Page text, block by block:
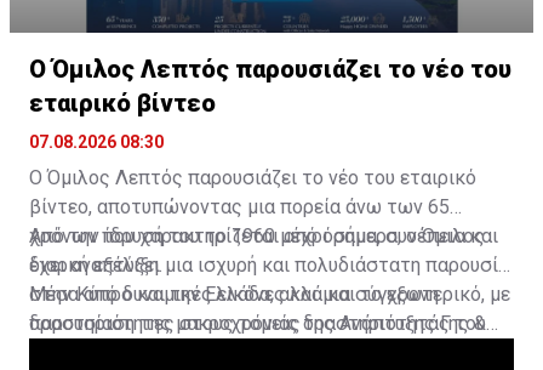
Ο Όμιλος Λεπτός παρουσιάζει το νέο του
εταιρικό βίντεο
07.08.2026 08:30
Ο Όμιλος Λεπτός παρουσιάζει το νέο του εταιρικό
βίντεο, αποτυπώνοντας μια πορεία άνω των 65
χρόνων που χαρακτηρίζεται από όραμα, συνέπεια και
διαρκή εξέλιξη.
Από την ίδρυσή του το 1960 μέχρι σήμερα, ο Όμιλος
έχει αναπτύξει μια ισχυρή και πολυδιάστατη παρουσία
στην Κύπρο και την Ελλάδα, αλλά και το εξωτερικό, με
δραστηριότητες στους τομείς της Ανάπτυξης Γης &
Μέσα από δυναμικές εικόνες και μια σύγχρονη
παρουσίαση της μακροχρόνιας δραστηριότητάς του